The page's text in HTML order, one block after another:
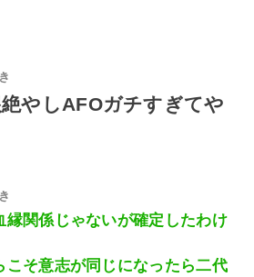
やしAFOガチすぎてや
縁関係じゃないが確定したわけ
こそ意志が同じになったら二代